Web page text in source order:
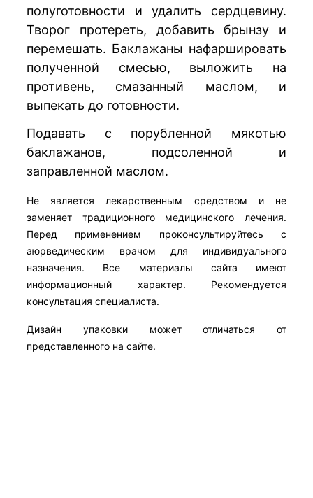
полуготовности и удалить сердцевину.
Творог протереть, добавить брынзу и
перемешать. Баклажаны нафаршировать
полученной смесью, выложить на
противень, смазанный маслом, и
выпекать до готовности.
Подавать с порубленной мякотью
баклажанов, подсоленной и
заправленной маслом.
Не является лекарственным средством и не
заменяет традиционного медицинского лечения.
Перед применением проконсультируйтесь с
аюрведическим врачом для индивидуального
назначения. Все материалы сайта имеют
информационный характер. Рекомендуется
консультация специалиста.
Дизайн упаковки может отличаться от
представленного на сайте.